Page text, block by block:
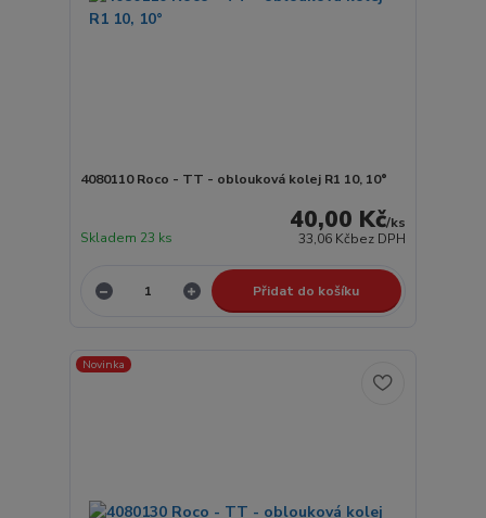
4080110 Roco - TT - oblouková kolej R1 10, 10°
40,00 Kč/ks
33,06 Kčbez DPH
Skladem 23 ks
Přidat do košíku
Novinka